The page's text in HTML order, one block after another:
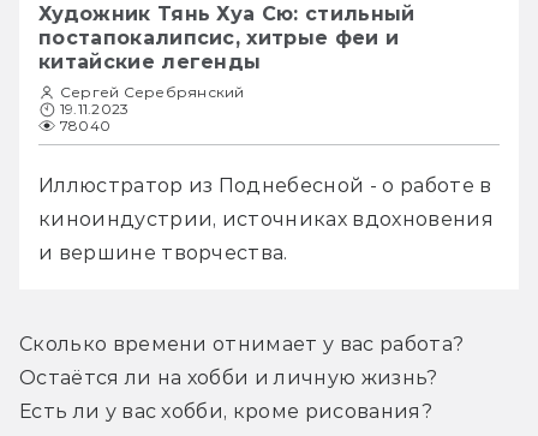
Художник Тянь Хуа Сю: стильный
постапокалипсис, хитрые феи и
китайские легенды
Сергей Серебрянский
19.11.2023
78040
Иллюстратор из Поднебесной - о работе в
киноиндустрии, источниках вдохновения
и вершине творчества.
Сколько времени отнимает у вас работа?
Остаётся ли на хобби и личную жизнь?
Есть ли у вас хобби, кроме рисования?